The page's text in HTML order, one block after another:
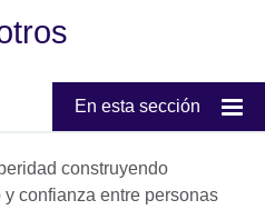
En esta sección
construyendo
confianza entre personas